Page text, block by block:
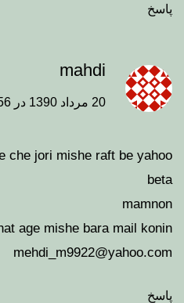
پاسخ
mahdi
20 مرداد 1390 در 15:56
che jori mishe raft be yahoo
beta
mamnon
age mishe bara mail konin
mehdi_m9922@yahoo.com
پاسخ